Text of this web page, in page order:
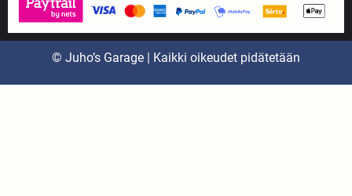
© Juho’s Garage | Kaikki oikeudet pidätetään